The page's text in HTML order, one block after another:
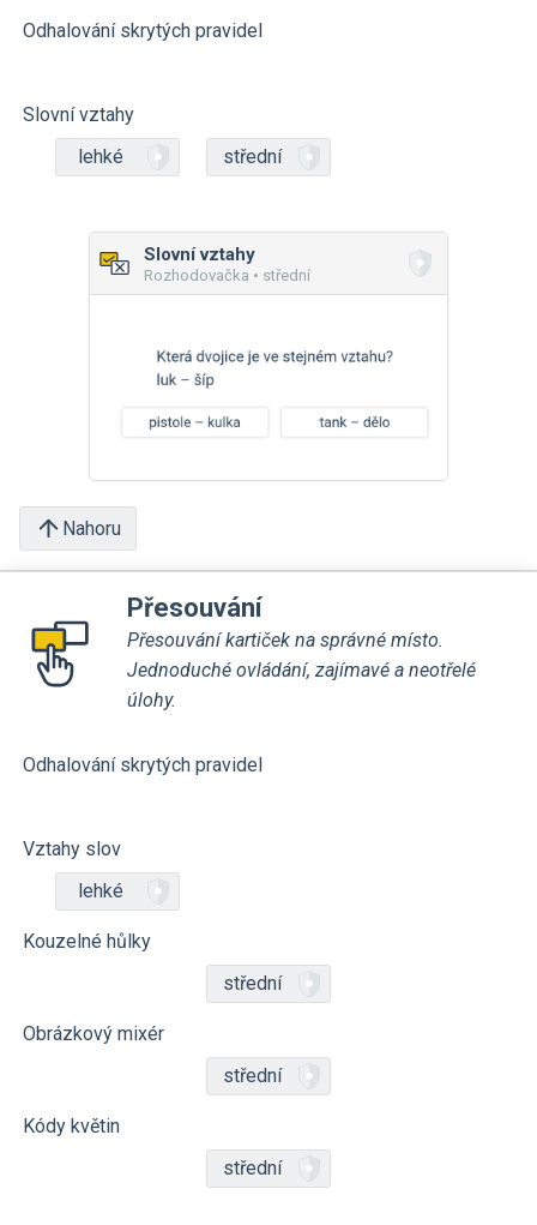
Odhalování skrytých pravidel
Slovní vztahy
lehké
střední
Slovní vztahy
Rozhodovačka • střední
Nahoru
Přesouvání
Přesouvání kartiček na správné místo.
Jednoduché ovládání, zajímavé a neotřelé
úlohy.
Odhalování skrytých pravidel
Vztahy slov
lehké
Kouzelné hůlky
střední
Obrázkový mixér
střední
Kódy květin
střední